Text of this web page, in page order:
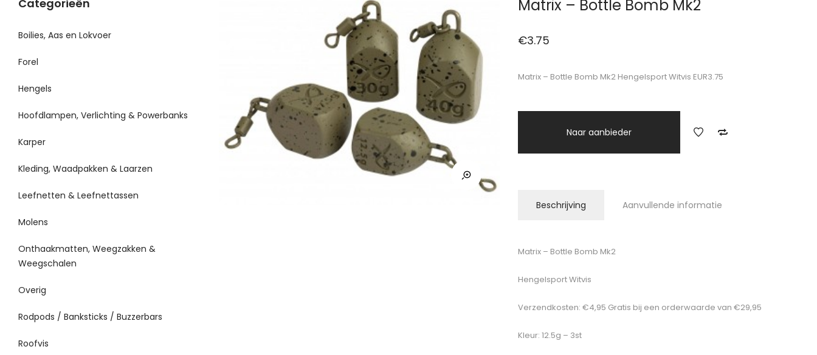
Matrix – Bottle Bomb Mk2
€3.75
Matrix – Bottle Bomb Mk2 Hengelsport Witvis EUR3.75
Naar aanbieder
Beschrijving Aanvullende informatie
Matrix – Bottle Bomb Mk2
Hengelsport Witvis
Verzendkosten: €4,95 Gratis bij een orderwaarde van €29,95
Kleur: 12.5g – 3st
Categorieën
Boilies, Aas en Lokvoer
Forel
Hengels
Hoofdlampen, Verlichting & Powerbanks
Karper
Kleding, Waadpakken & Laarzen
Leefnetten & Leefnettassen
Molens
Onthaakmatten, Weegzakken &
Weegschalen
Overig
Rodpods / Banksticks / Buzzerbars
Roofvis